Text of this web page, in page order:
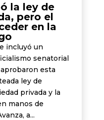
la ley de
pero el
en la
incluyó un
senatorial
esta
ley de
privada y la
manos de
a...